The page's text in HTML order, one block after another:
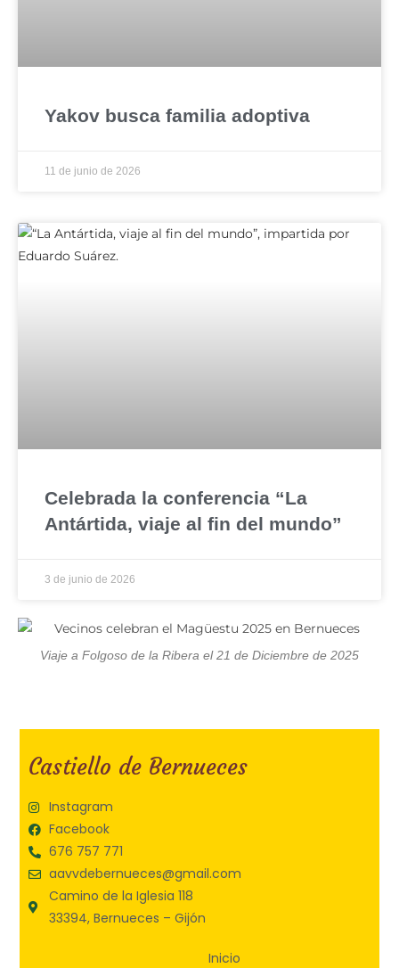
Yakov busca familia adoptiva
11 de junio de 2026
Celebrada la conferencia “La
Antártida, viaje al fin del mundo”
3 de junio de 2026
Viaje a Folgoso de la Ribera el 21 de Diciembre de 2025
Castiello de Bernueces
Instagram
Facebook
676 757 771
aavvdebernueces@gmail.com
Camino de la Iglesia 118
33394, Bernueces – Gijón
Inicio